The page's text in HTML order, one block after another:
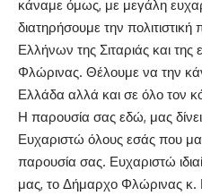
κάναμε όμως, με μεγάλη
διατηρήσουμε την
Ελλήνων της Σιταριάς και της
Φλώρινας. Θέλουμε να την
Ελλάδα αλλά και σε όλο τον
Η παρουσία σας εδώ, μας
Ευχαριστώ όλους εσάς που
παρουσία σας. Ευχαριστώ
μας, το Δήμαρχο Φλώρινας κ.